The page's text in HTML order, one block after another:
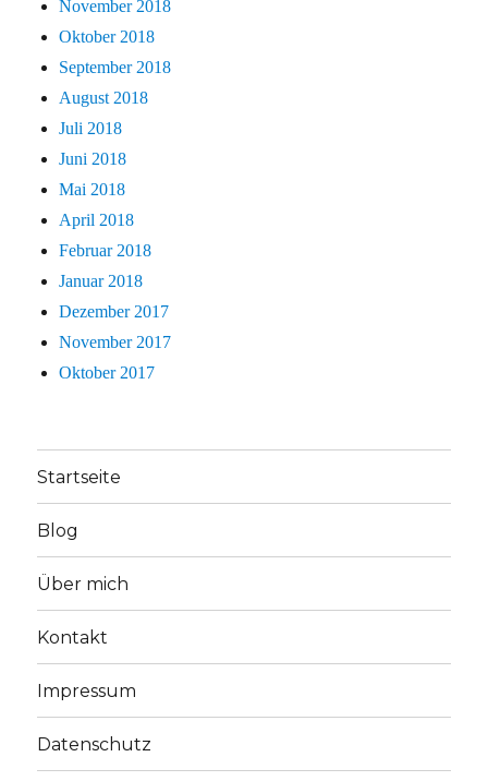
November 2018
Oktober 2018
September 2018
August 2018
Juli 2018
Juni 2018
Mai 2018
April 2018
Februar 2018
Januar 2018
Dezember 2017
November 2017
Oktober 2017
Startseite
Blog
Über mich
Kontakt
Impressum
Datenschutz